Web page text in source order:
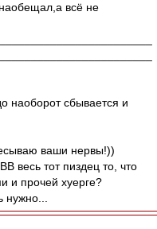
всё не
наоборот сбывается и
ваши нервы!))
весь тот пиздец то, что
и прочей хуерге?